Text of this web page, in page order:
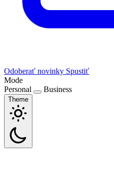
Odoberať novinky Spustiť
Mode
Personal
Business
Theme